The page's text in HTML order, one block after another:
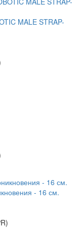
MALE STRAP-
- 16 см.